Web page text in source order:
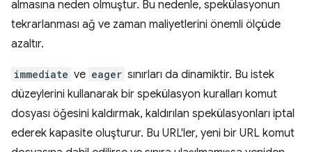
almasına neden olmuştur. Bu nedenle, spekülasyonun
tekrarlanması ağ ve zaman maliyetlerini önemli ölçüde
azaltır.
immediate ve eager sınırları da dinamiktir. Bu istek
düzeylerini kullanarak bir spekülasyon kuralları komut
dosyası öğesini kaldırmak, kaldırılan spekülasyonları iptal
ederek kapasite oluşturur. Bu URL'ler, yeni bir URL komut